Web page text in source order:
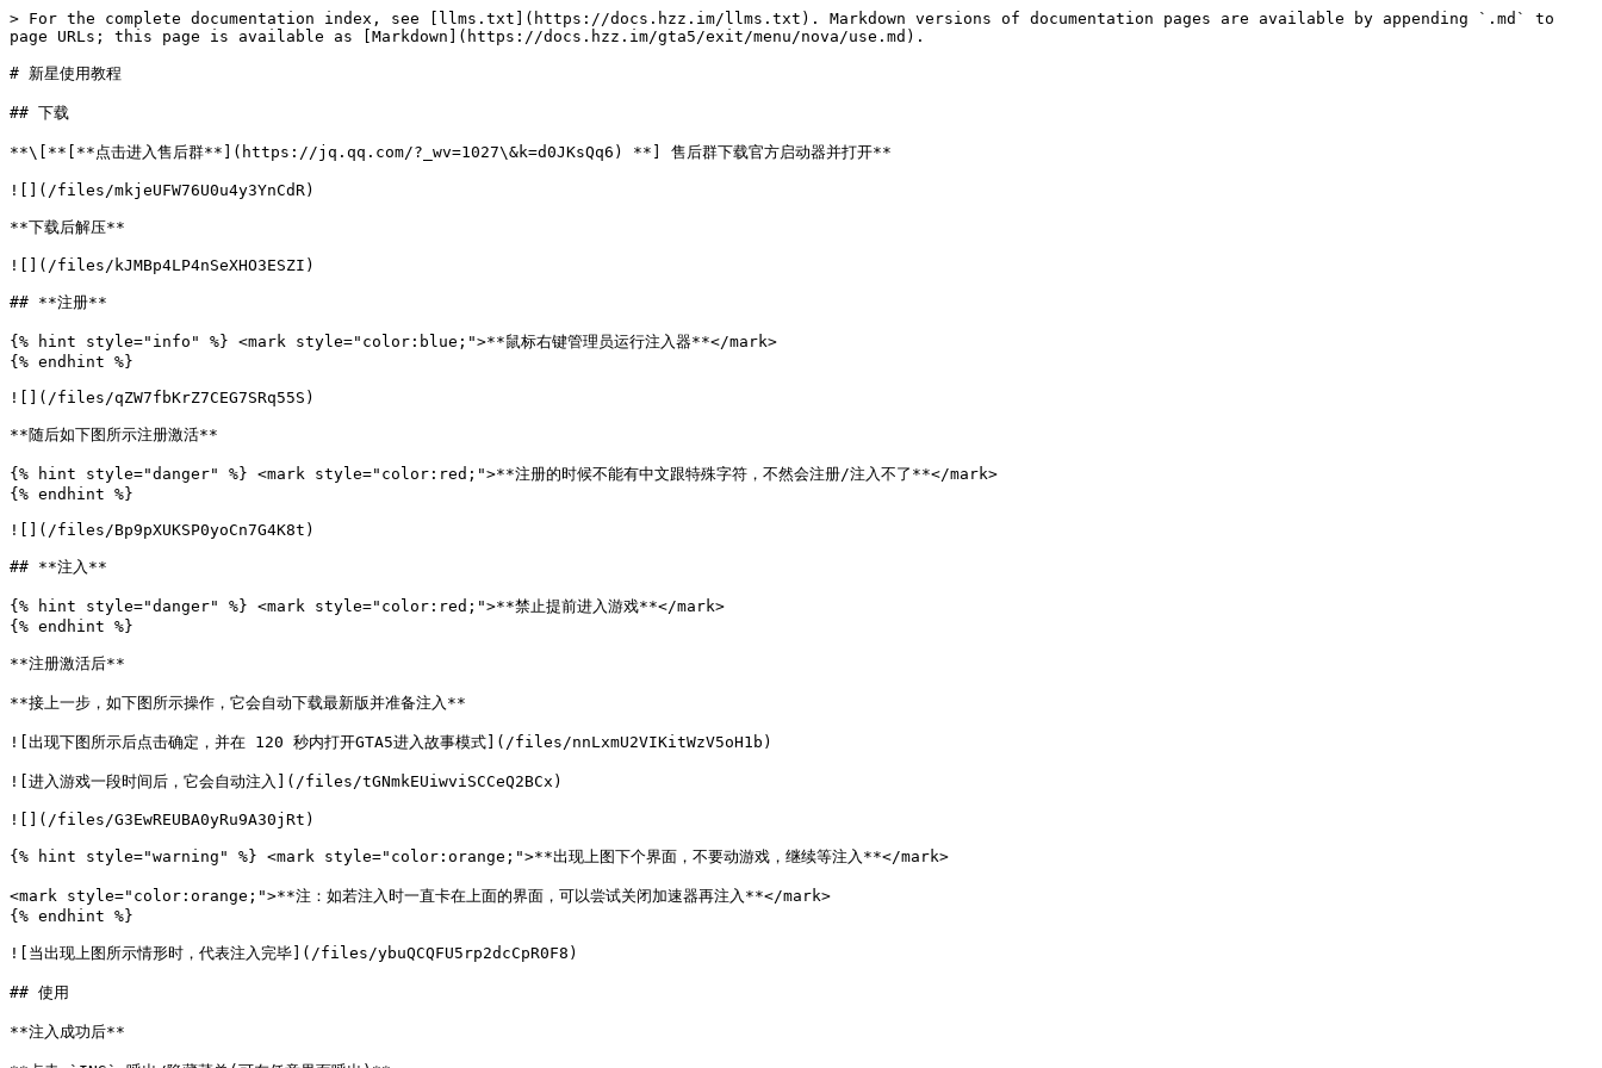
> For the complete documentation index, see [llms.txt](https://docs.hzz.im/llms.txt). Markdown versions of documentation pages are available by appending `.md` to
page URLs; this page is available as [Markdown](https://docs.hzz.im/gta5/exit/menu/nova/use.md).
# 新星使用教程
## 下载
**\[**[**点击进入售后群**](https://jq.qq.com/?_wv=1027\&k=d0JKsQq6) **] 售后群下载官方启动器并打开**
![](/files/mkjeUFW76U0u4y3YnCdR)
**下载后解压**
![](/files/kJMBp4LP4nSeXHO3ESZI)
## **注册**
{% hint style="info" %} <mark style="color:blue;">**鼠标右键管理员运行注入器**</mark>
{% endhint %}
![](/files/qZW7fbKrZ7CEG7SRq55S)
**随后如下图所示注册激活**
{% hint style="danger" %} <mark style="color:red;">**注册的时候不能有中文跟特殊字符，不然会注册/注入不了**</mark>
{% endhint %}
![](/files/Bp9pXUKSP0yoCn7G4K8t)
## **注入**
{% hint style="danger" %} <mark style="color:red;">**禁止提前进入游戏**</mark>
{% endhint %}
**注册激活后**
**接上一步，如下图所示操作，它会自动下载最新版并准备注入**
![出现下图所示后点击确定，并在 120 秒内打开GTA5进入故事模式](/files/nnLxmU2VIKitWzV5oH1b)
![进入游戏一段时间后，它会自动注入](/files/tGNmkEUiwviSCCeQ2BCx)
![](/files/G3EwREUBA0yRu9A30jRt)
{% hint style="warning" %} <mark style="color:orange;">**出现上图下个界面，不要动游戏，继续等注入**</mark>
<mark style="color:orange;">**注：如若注入时一直卡在上面的界面，可以尝试关闭加速器再注入**</mark>
{% endhint %}
![当出现上图所示情形时，代表注入完毕](/files/ybuQCQFU5rp2dcCpR0F8)
## 使用
**注入成功后**